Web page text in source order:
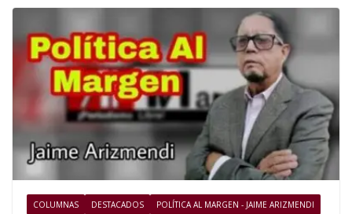
COLUMNAS DESTACADOS POLÍTICA AL MARGEN - JAIME ARIZMENDI